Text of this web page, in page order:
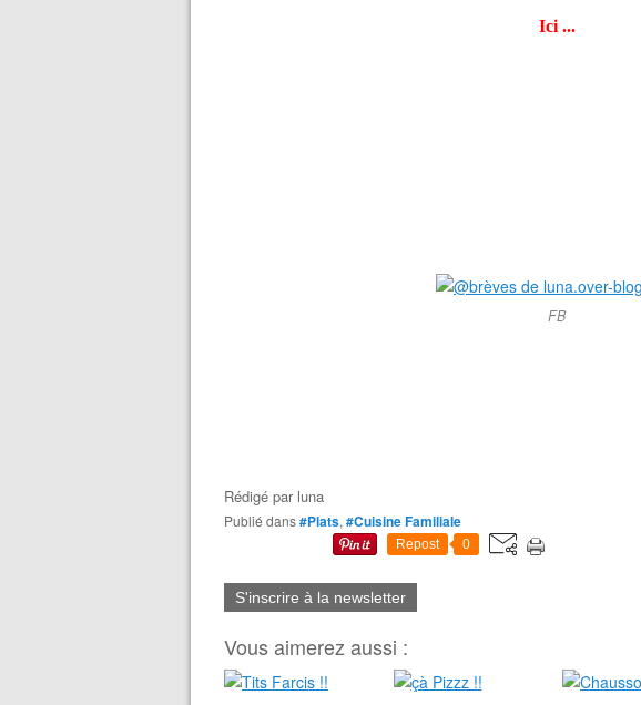
Ici ...
FB
Rédigé par luna
Publié dans#Plats, #Cuisine Familiale
Repost 0
S'inscrire à la newsletter
Vous aimerez aussi :